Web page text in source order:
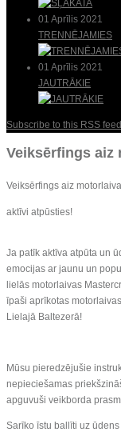
01 Aprīlis 2021
TRENNĒJAMIES
01 Aprīlis 2021
JAUTRĀKIE
Subscribe to this RSS feed
Veiksērfings aiz
Veiksērfings aiz
aktīvi atpūsties!
Ja patīk aktīva atpūta un
emocijas ar jaunu un
lielās motorlaivas
īpaši aprīkotas
Lielajā Baltezerā!
Mūsu pieredzējušie
nepieciešamas
apguvuši veikborda
Sarīko īstu ballīti uz